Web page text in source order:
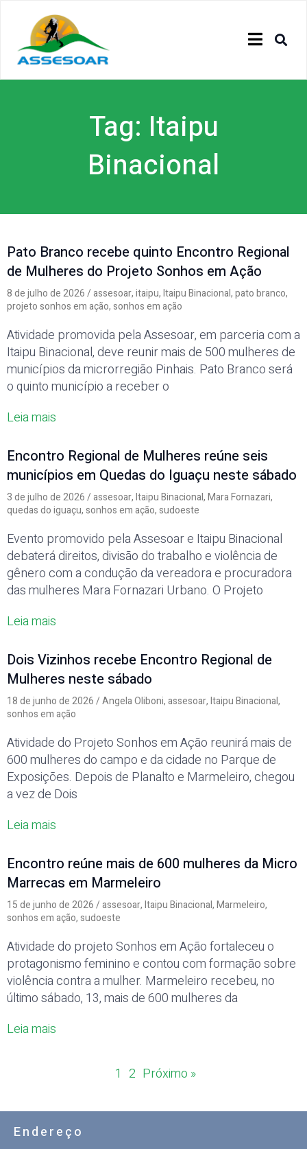
Tag: Itaipu
Binacional
Pato Branco recebe quinto Encontro Regional
de Mulheres do Projeto Sonhos em Ação
8 de julho de 2026/assesoar,itaipu,Itaipu Binacional,pato branco,
projeto sonhos em ação,sonhos em ação
Atividade promovida pela Assesoar, em parceria com a
Itaipu Binacional, deve reunir mais de 500 mulheres de
municípios da microrregião Pinhais. Pato Branco será
o quinto município a receber o
Leia mais
Encontro Regional de Mulheres reúne seis
municípios em Quedas do Iguaçu neste sábado
3 de julho de 2026/assesoar,Itaipu Binacional,Mara Fornazari,
quedas do iguaçu,sonhos em ação,sudoeste
Evento promovido pela Assesoar e Itaipu Binacional
debaterá direitos, divisão do trabalho e violência de
gênero com a condução da vereadora e procuradora
das mulheres Mara Fornazari Urbano. O Projeto
Leia mais
Dois Vizinhos recebe Encontro Regional de
Mulheres neste sábado
18 de junho de 2026/Angela Oliboni,assesoar,Itaipu Binacional,
sonhos em ação
Atividade do Projeto Sonhos em Ação reunirá mais de
600 mulheres do campo e da cidade no Parque de
Exposições. Depois de Planalto e Marmeleiro, chegou
a vez de Dois
Leia mais
Encontro reúne mais de 600 mulheres da Micro
Marrecas em Marmeleiro
15 de junho de 2026/assesoar,Itaipu Binacional,Marmeleiro,
sonhos em ação,sudoeste
Atividade do projeto Sonhos em Ação fortaleceu o
protagonismo feminino e contou com formação sobre
violência contra a mulher. Marmeleiro recebeu, no
último sábado, 13, mais de 600 mulheres da
Leia mais
1 2 Próximo »
Endereço